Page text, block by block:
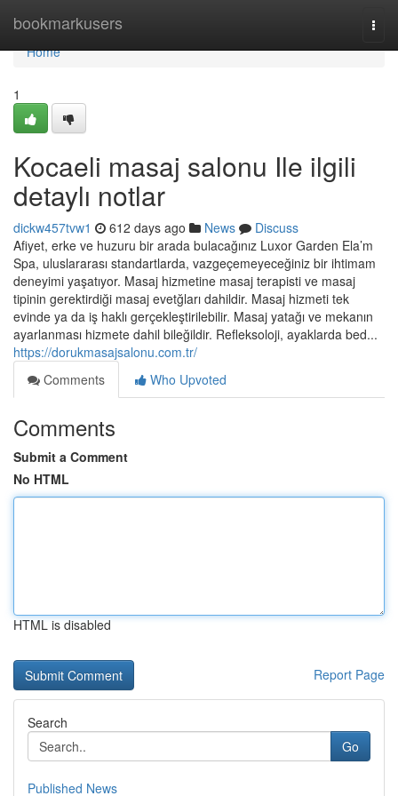
bookmarkusers
Home
Home
1
Kocaeli masaj salonu Ile ilgili
detaylı notlar
dickw457tvw1 612 days ago News
Discuss
Afiyet, erke ve huzuru bir arada bulacağınız Luxor Garden Ela’m
Spa, uluslararası standartlarda, vazgeçemeyeceğiniz bir ihtimam
deneyimi yaşatıyor. Masaj hizmetine masaj terapisti ve masaj
tipinin gerektirdiği masaj evetğları dahildir. Masaj hizmeti tek
evinde ya da iş haklı gerçekleştirilebilir. Masaj yatağı ve mekanın
ayarlanması hizmete dahil bileğildir. Refleksoloji, ayaklarda bed...
https://dorukmasajsalonu.com.tr/
Comments
Who Upvoted
Comments
Submit a Comment
No HTML
HTML is disabled
Report Page
Search
Go
Published News